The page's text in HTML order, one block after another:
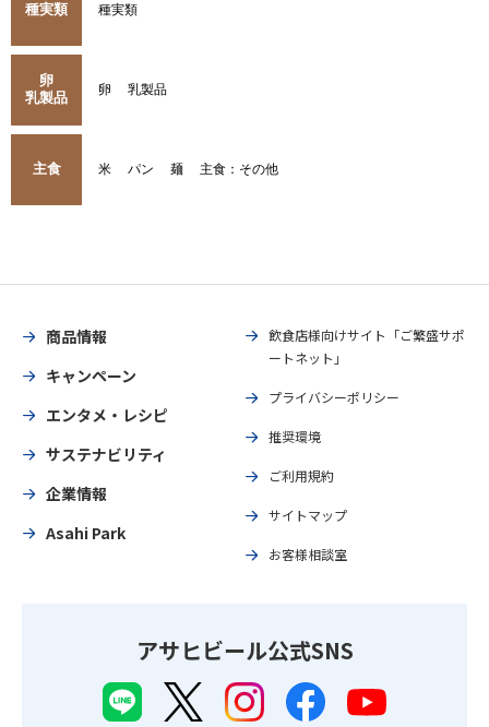
種実類 種実類
卵
乳製品
卵 乳製品
主食 米 パン 麺 主食：その他
商品情報
キャンペーン
エンタメ・レシピ
サステナビリティ
企業情報
Asahi Park
飲食店様向けサイト「ご繁盛サポ
ートネット」
プライバシーポリシー
推奨環境
ご利用規約
サイトマップ
お客様相談室
アサヒビール公式SNS